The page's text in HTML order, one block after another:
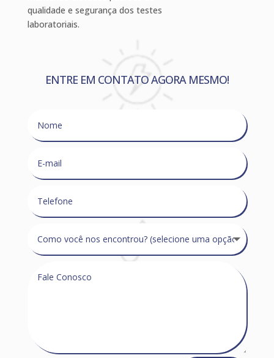
qualidade e segurança dos testes
laboratoriais.
ENTRE EM CONTATO AGORA MESMO!